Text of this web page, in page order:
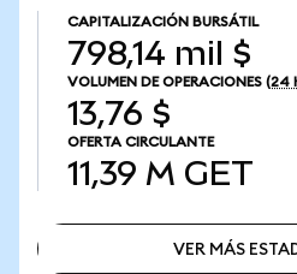
CAPITALIZACIÓN BURSÁTIL
798,14 mil $
VOLUMEN DE OPERACIONES (24
13,76 $
OFERTA CIRCULANTE
11,39 M GET
VER MÁS